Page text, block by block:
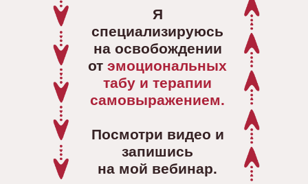
Я
специализируюсь
на освобождении
от эмоциональных
табу и терапии
самовыражением.
Посмотри видео и
запишись
на мой вебинар.